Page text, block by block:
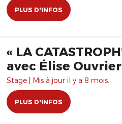
PLUS D'INFOS
« LA
avec Élise
Stage | Mis à jour il y a 8 mois.
PLUS D'INFOS